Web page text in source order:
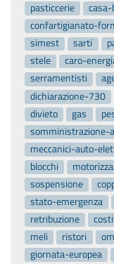
pasticcerie
confartigianato-
simest
sarti
stele
caro-
serramentisti
dichiarazione-730
divieto
gas
somministrazione-
meccanici-auto-
blocchi
sospensione
stato-emergenza
retribuzione
meli
ristori
giornata-europea